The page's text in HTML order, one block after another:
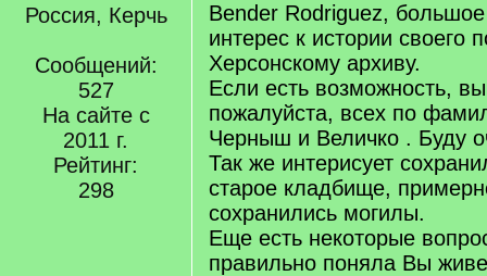
Россия, Керчь
Сообщений:
527
На сайте с
2011 г.
Рейтинг:
298
Bender Rodriguez,
интерес к истории своего
Херсонскому архиву.
Если есть возможность,
пожалуйста, всех по
Черныш и Величко . Буду
Так же интерисует
старое кладбище,
сохранились могилы.
Еще есть некоторые
правильно поняла Вы